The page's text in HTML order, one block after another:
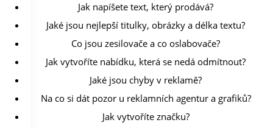
Jak napíšete text, který prodává?
Jaké jsou nejlepší titulky, obrázky a délka textu?
Co jsou zesilovače a co oslabovače?
Jak vytvoříte nabídku, která se nedá odmítnout?
Jaké jsou chyby v reklamě?
Na co si dát pozor u reklamních agentur a grafiků?
Jak vytvoříte značku?